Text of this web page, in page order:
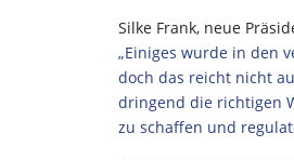
Silke Frank, neue
„Einiges wurde in den
doch das reicht nicht
dringend die richtigen
zu schaffen und